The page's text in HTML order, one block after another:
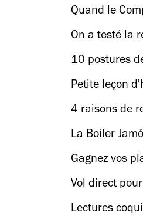
Quand le
On a testé la
10 postures
Petite leçon
4 raisons de
La Boiler
Gagnez vos
Vol direct
Lectures